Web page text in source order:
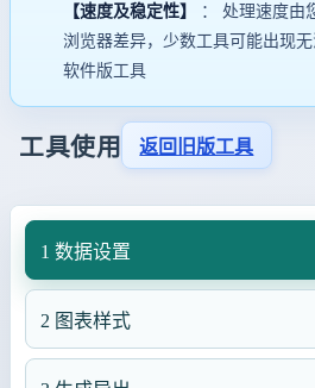
【速度及稳定性】
： 处理速度由
浏览器差异，少数工具可能出现无
软件版工具
工具使用 返回旧版工具
1 数据设置
2 图表样式